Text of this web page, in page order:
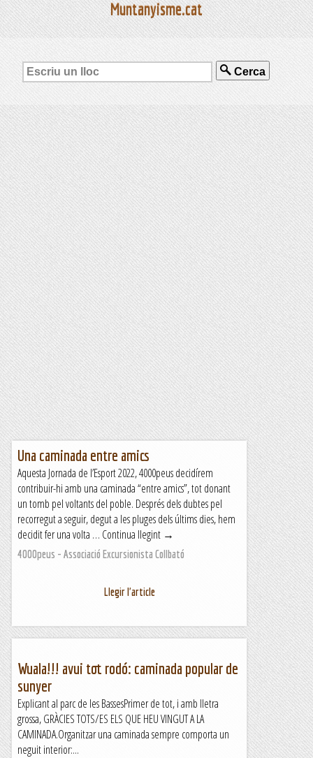
Muntanyisme.cat
Cerca
Una caminada entre amics
Aquesta Jornada de l’Esport 2022, 4000peus decidírem
contribuir-hi amb una caminada “entre amics”, tot donant
un tomb pel voltants del poble. Després dels dubtes pel
recorregut a seguir, degut a les pluges dels últims dies, hem
decidit fer una volta … Continua llegint →
4000peus - Associació Excursionista Collbató
Llegir l'article
Wuala!!! avui tot rodó: caminada popular de
sunyer
Explicant al parc de les BassesPrimer de tot, i amb lletra
grossa, GRÀCIES TOTS/ES ELS QUE HEU VINGUT A LA
CAMINADA.Organitzar una caminada sempre comporta un
neguit interior:...